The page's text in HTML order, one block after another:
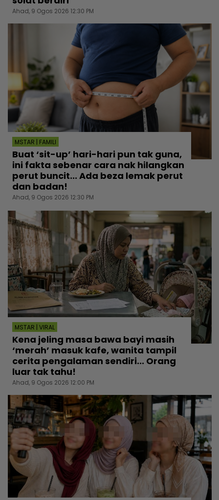
Ahad, 9 Ogos 2026 12:30 PM
MSTAR | FAMILI
Buat ‘sit-up’ hari-hari pun tak guna,
ini fakta sebenar cara nak hilangkan
perut buncit... Ada beza lemak perut
dan badan!
Ahad, 9 Ogos 2026 12:30 PM
MSTAR | VIRAL
Kena jeling masa bawa bayi masih
‘merah’ masuk kafe, wanita tampil
cerita pengalaman sendiri... Orang
luar tak tahu!
Ahad, 9 Ogos 2026 12:00 PM